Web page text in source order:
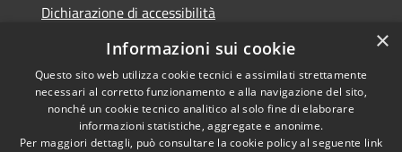
Dichiarazione di accessibilità
Meccanismo di feedback
Copyright © 2026 • Comune di
×
Informazioni sui cookie
Questo sito web utilizza cookie tecnici e assimilati strettamente
necessari al corretto funzionamento e alla navigazione del sito,
nonché un cookie tecnico analitico al solo fine di elaborare
informazioni statistiche, aggregate e anonime.
Per maggiori dettagli, può consultare la cookie policy al seguente link